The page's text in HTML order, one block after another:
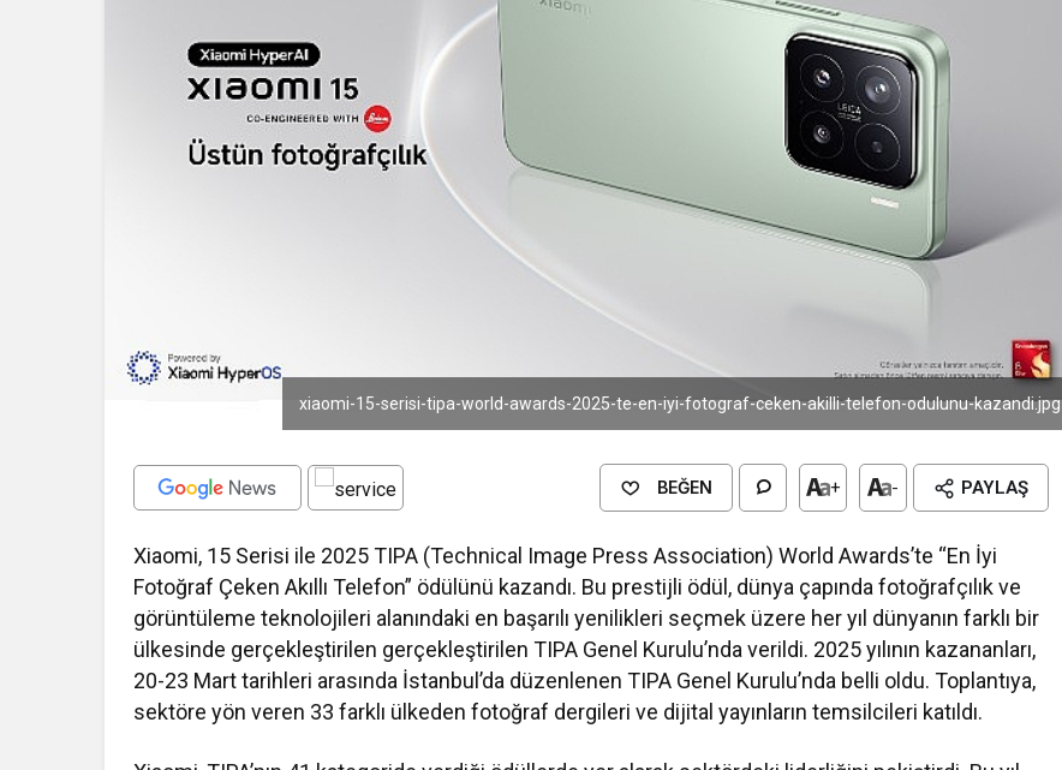
xiaomi-15-serisi-tipa-world-awards-2025-te-en-iyi-fotograf-ceken-akilli-telefon-odulunu-kazandi.jpg
BEĞEN + - PAYLAŞ
Xiaomi, 15 Serisi ile 2025 TIPA (Technical Image Press Association) World Awards’te “En İyi
Fotoğraf Çeken Akıllı Telefon” ödülünü kazandı. Bu prestijli ödül, dünya çapında fotoğrafçılık ve
görüntüleme teknolojileri alanındaki en başarılı yenilikleri seçmek üzere her yıl dünyanın farklı bir
ülkesinde gerçekleştirilen gerçekleştirilen TIPA Genel Kurulu’nda verildi. 2025 yılının kazananları,
20-23 Mart tarihleri arasında İstanbul’da düzenlenen TIPA Genel Kurulu’nda belli oldu. Toplantıya,
sektöre yön veren 33 farklı ülkeden fotoğraf dergileri ve dijital yayınların temsilcileri katıldı.